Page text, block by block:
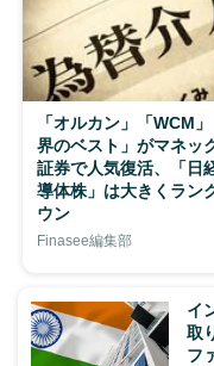
「オルカン」「WCM
界のベスト」がマネッ
証券で人気復活、「日
導体株」は大きくラン
ウン
Finasee編集部
イ
取
フ